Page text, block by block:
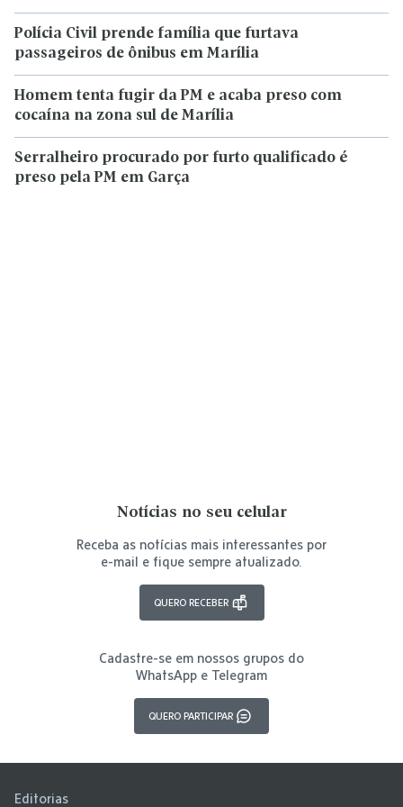
Polícia Civil prende família que furtava
passageiros de ônibus em Marília
Homem tenta fugir da PM e acaba preso com
cocaína na zona sul de Marília
Serralheiro procurado por furto qualificado é
preso pela PM em Garça
Notícias no seu celular
Receba as notícias mais interessantes por
e-mail e fique sempre atualizado.
QUERO RECEBER
Cadastre-se em nossos grupos do
WhatsApp e Telegram
QUERO PARTICIPAR
Editorias